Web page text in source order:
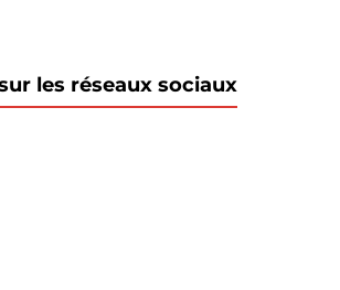
les réseaux sociaux